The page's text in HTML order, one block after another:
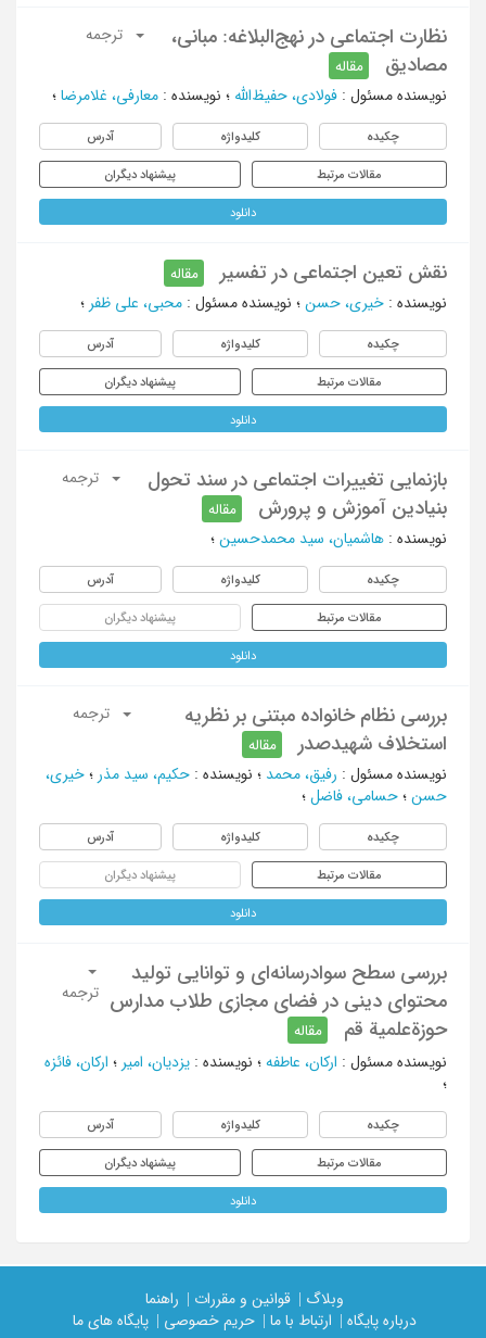
نظارت اجتماعی در نهج‌البلاغه: مبانی،
مصادیق
مقاله
ترجمه
نویسنده مسئول : فولادی، حفیظ‌الله ؛ نویسنده : معارفی، غلامرضا ؛
چکیده کلیدواژه آدرس
مقالات مرتبط پیشنهاد دیگران
دانلود
نقش تعین اجتماعی در تفسیر
مقاله
نویسنده : خیری، حسن ؛ نویسنده مسئول : محبی، علی ظفر ؛
چکیده کلیدواژه آدرس
مقالات مرتبط پیشنهاد دیگران
دانلود
بازنمایی تغییرات اجتماعی در سند تحول
بنیادین آموزش و پرورش
مقاله
ترجمه
نویسنده : هاشمیان، سید محمدحسین ؛
چکیده کلیدواژه آدرس
مقالات مرتبط پیشنهاد دیگران
دانلود
بررسی نظام خانواده مبتنی بر نظریه
استخلاف شهیدصدر
مقاله
ترجمه
نویسنده مسئول : رفیق، محمد ؛ نویسنده : حکیم، سید مذر ؛ خیری،
حسن ؛ حسامی، فاضل ؛
چکیده کلیدواژه آدرس
مقالات مرتبط پیشنهاد دیگران
دانلود
بررسی سطح سوادرسانه‌ای و توانایی تولید
محتوای دینی در فضای مجازی طلاب مدارس
حوزة‌علمیة قم
مقاله
ترجمه
نویسنده مسئول : ارکان، عاطفه ؛ نویسنده : یزدیان، امیر ؛ ارکان، فائزه
؛
چکیده کلیدواژه آدرس
مقالات مرتبط پیشنهاد دیگران
دانلود
وبلاگ | قوانین و مقررات |
راهنما
درباره پایگاه |
ارتباط با ما | حریم خصوصی | پایگاه های ما